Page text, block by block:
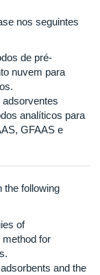
nos seguintes
de pré-
nuvem para
analíticos para
GFAAS e
the following
of
method for
and the